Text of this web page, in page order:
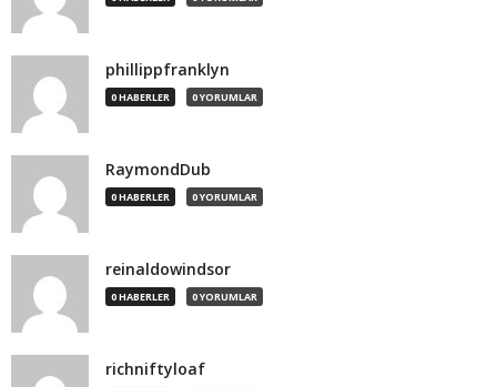
phillippfranklyn
0 HABERLER 0 YORUMLAR
RaymondDub
0 HABERLER 0 YORUMLAR
reinaldowindsor
0 HABERLER 0 YORUMLAR
richniftyloaf